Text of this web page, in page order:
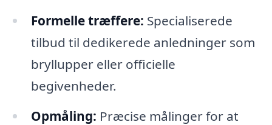
Formelle træffere: Specialiserede
tilbud til dedikerede anledninger som
bryllupper eller officielle
begivenheder.
Opmåling: Præcise målinger for at